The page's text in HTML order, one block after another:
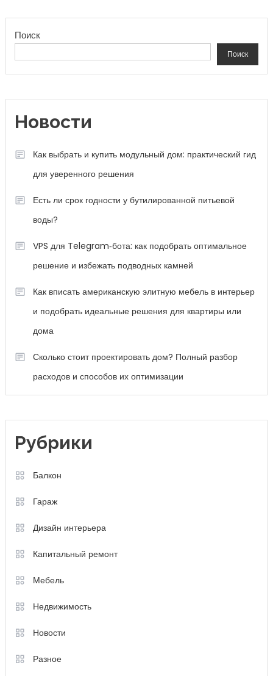
Поиск
Поиск
Новости
Как выбрать и купить модульный дом: практический гид
для уверенного решения
Есть ли срок годности у бутилированной питьевой
воды?
VPS для Telegram‑бота: как подобрать оптимальное
решение и избежать подводных камней
Как вписать американскую элитную мебель в интерьер
и подобрать идеальные решения для квартиры или
дома
Сколько стоит проектировать дом? Полный разбор
расходов и способов их оптимизации
Рубрики
Балкон
Гараж
Дизайн интерьера
Капитальный ремонт
Мебель
Недвижимость
Новости
Разное